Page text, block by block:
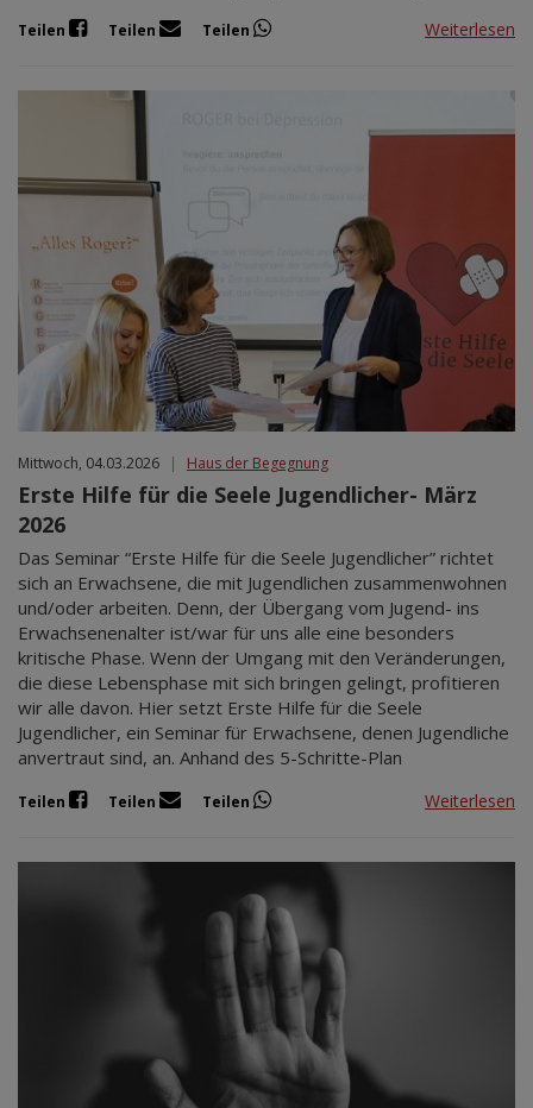
Teilen Teilen Teilen Weiterlesen
Mittwoch, 04.03.2026 | Haus der Begegnung
Erste Hilfe für die Seele Jugendlicher- März
2026
Das Seminar “Erste Hilfe für die Seele Jugendlicher” richtet
sich an Erwachsene, die mit Jugendlichen zusammenwohnen
und/oder arbeiten. Denn, der Übergang vom Jugend- ins
Erwachsenenalter ist/war für uns alle eine besonders
kritische Phase. Wenn der Umgang mit den Veränderungen,
die diese Lebensphase mit sich bringen gelingt, profitieren
wir alle davon. Hier setzt Erste Hilfe für die Seele
Jugendlicher, ein Seminar für Erwachsene, denen Jugendliche
anvertraut sind, an. Anhand des 5-Schritte-Plan
Teilen Teilen Teilen Weiterlesen